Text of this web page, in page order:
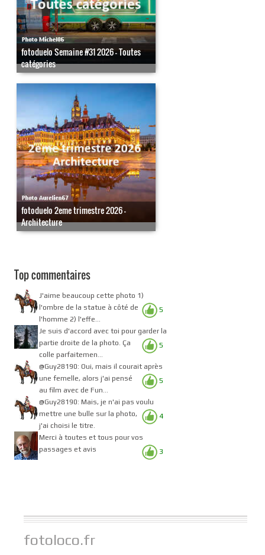
fotoduelo Semaine #31 2026 - Toutes
catégories
fotoduelo 2eme trimestre 2026 -
Architecture
Top commentaires
5
J'aime beaucoup cette photo 1)
l'ombre de la statue à côté de
l'homme 2) l'effe...
5
Je suis d'accord avec toi pour garder la
partie droite de la photo. Ça
colle parfaitemen...
5
@Guy28190: Oui, mais il courait après
une femelle, alors j'ai pensé
au film avec de Fun...
4
@Guy28190: Mais, je n'ai pas voulu
mettre une bulle sur la photo,
j'ai choisi le titre.
3
Merci à toutes et tous pour vos
passages et avis
fotoloco.fr